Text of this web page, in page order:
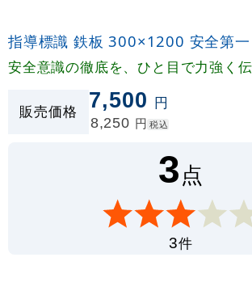
指導標識 鉄板 300×1200 安全第
安全意識の徹底を、ひと目で力強く伝
販売価格 7,500 円
8,250 円 税込
3点
3件